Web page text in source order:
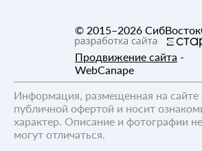
© 2015–2026
Продвижение сайта -
WebCanape
Информация, размещенная на сайте
публичной офертой и носит
характер. Описание и фотографии
могут отличаться.